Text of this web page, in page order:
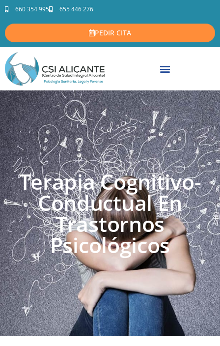
660 354 995 655 446 276
PEDIR CITA
Terapia Cognitivo-
Conductual En
Trastornos
Psicológicos